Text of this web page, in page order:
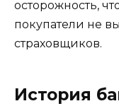
осторожность,
покупатели не
страховщиков.
История